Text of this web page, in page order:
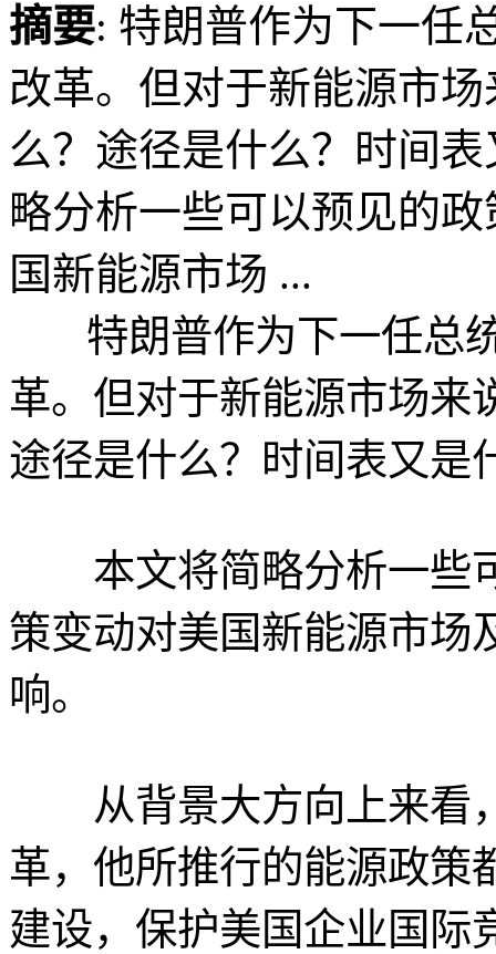
摘要: 特朗普作为下一任
改革。但对于新能源市
么？途径是什么？时间
略分析一些可以预见的
国新能源市场 ...
特朗普作为下一任总统
革。但对于新能源市场来
途径是什么？时间表又是
本文将简略分析一些
策变动对美国新能源市场
响。
从背景大方向上来看
革，他所推行的能源政策
建设，保护美国企业国际